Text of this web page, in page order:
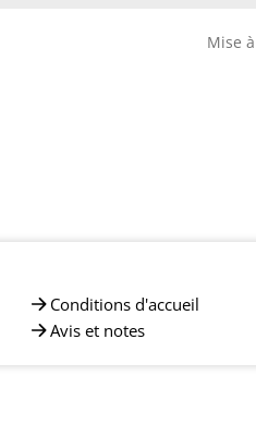
Mise
Conditions d'accueil
Avis et notes